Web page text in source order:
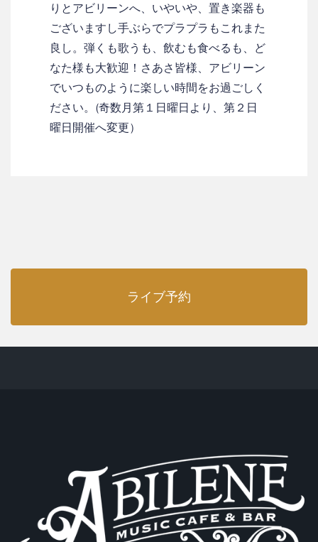
りとアビリーンへ、いやいや、置き楽器も
ございますし手ぶらでプラプラもこれまた
良し。弾くも歌うも、飲むも食べるも、ど
なた様も大歓迎！さあさ皆様、アビリーン
でいつものように楽しい時間をお過ごしく
ださい。(奇数月第１日曜日より、第２日
曜日開催へ変更）
ライブ予約